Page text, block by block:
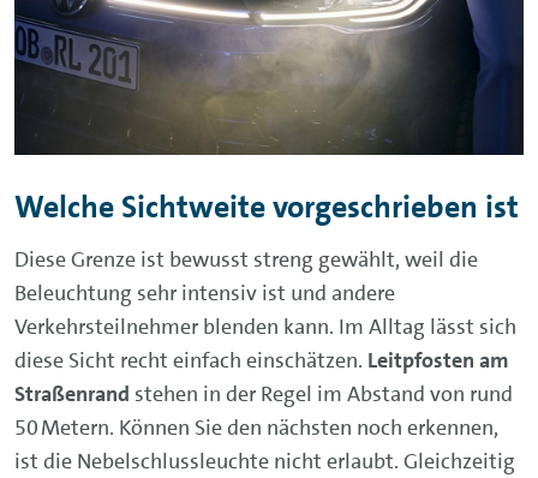
Welche Sichtweite vorgeschrieben ist
Diese Grenze ist bewusst streng gewählt, weil die
Beleuchtung sehr intensiv ist und andere
Verkehrsteilnehmer blenden kann. Im Alltag lässt sich
diese Sicht recht einfach einschätzen. Leitpfosten am
Straßenrand stehen in der Regel im Abstand von rund
50 Metern. Können Sie den nächsten noch erkennen,
ist die Nebelschlussleuchte nicht erlaubt. Gleichzeitig